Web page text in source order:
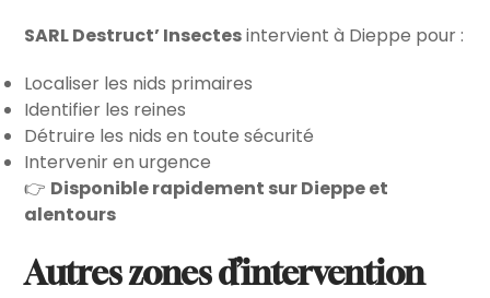
SARL Destruct’ Insectesintervient à Dieppe pour :
Localiser les nids primaires
Identifier les reines
Détruire les nids en toute sécurité
Intervenir en urgence
👉 Disponible rapidement sur Dieppe et
alentours
Autres zones d’intervention